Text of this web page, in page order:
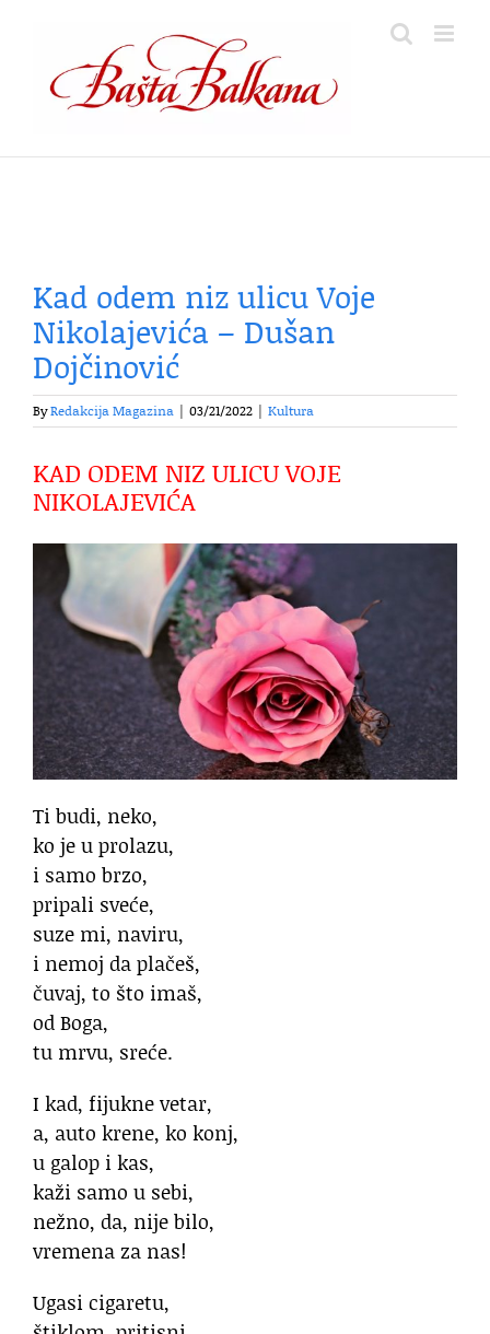
content
Kad odem niz ulicu Voje
Nikolajevića – Dušan
Dojčinović
ByRedakcija Magazina 03/21/2022 Kultura
KAD ODEM NIZ ULICU VOJE
NIKOLAJEVIĆA
Ti budi, neko,
ko je u prolazu,
i samo brzo,
pripali sveće,
suze mi, naviru,
i nemoj da plačeš,
čuvaj, to što imaš,
od Boga,
tu mrvu, sreće.
I kad, fijukne vetar,
a, auto krene, ko konj,
u galop i kas,
kaži samo u sebi,
nežno, da, nije bilo,
vremena za nas!
Ugasi cigaretu,